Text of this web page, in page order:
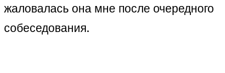
жаловалась она мне после очередного
собеседования.